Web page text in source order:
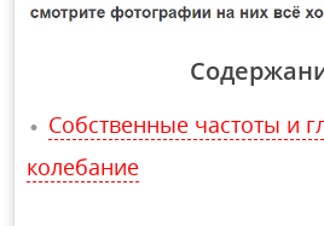
Собственные частоты и
колебание